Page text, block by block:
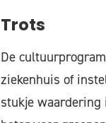
Trots
De
ziekenhuis of
stukje waardering